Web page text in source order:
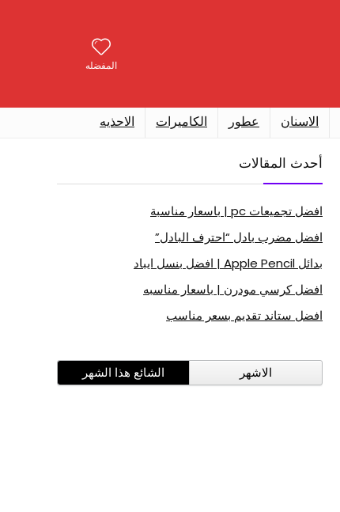
المفضله
الاسنان عطور الكاميرات الاحذيه
أحدث المقالات
افضل تجميعات pc | باسعار مناسبة
افضل مضرب بادل “احترف البادل”
بدائل Apple Pencil | افضل بنسل ايباد
افضل كرسي مودرن | باسعار مناسبه
افضل ستاند تقديم بسعر مناسب
الشائع هذا الشهر الاشهر